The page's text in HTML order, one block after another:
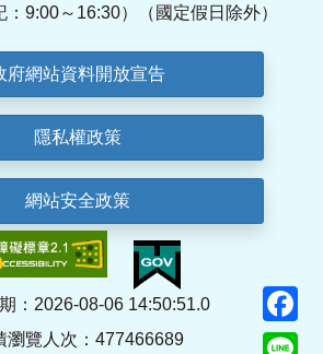
：9:00～16:30）（國定假日除外）
府網站資料開放宣告
隱私權政策
網站安全政策
：2026-08-06 14:50:51.0
瀏覽人次：477466689